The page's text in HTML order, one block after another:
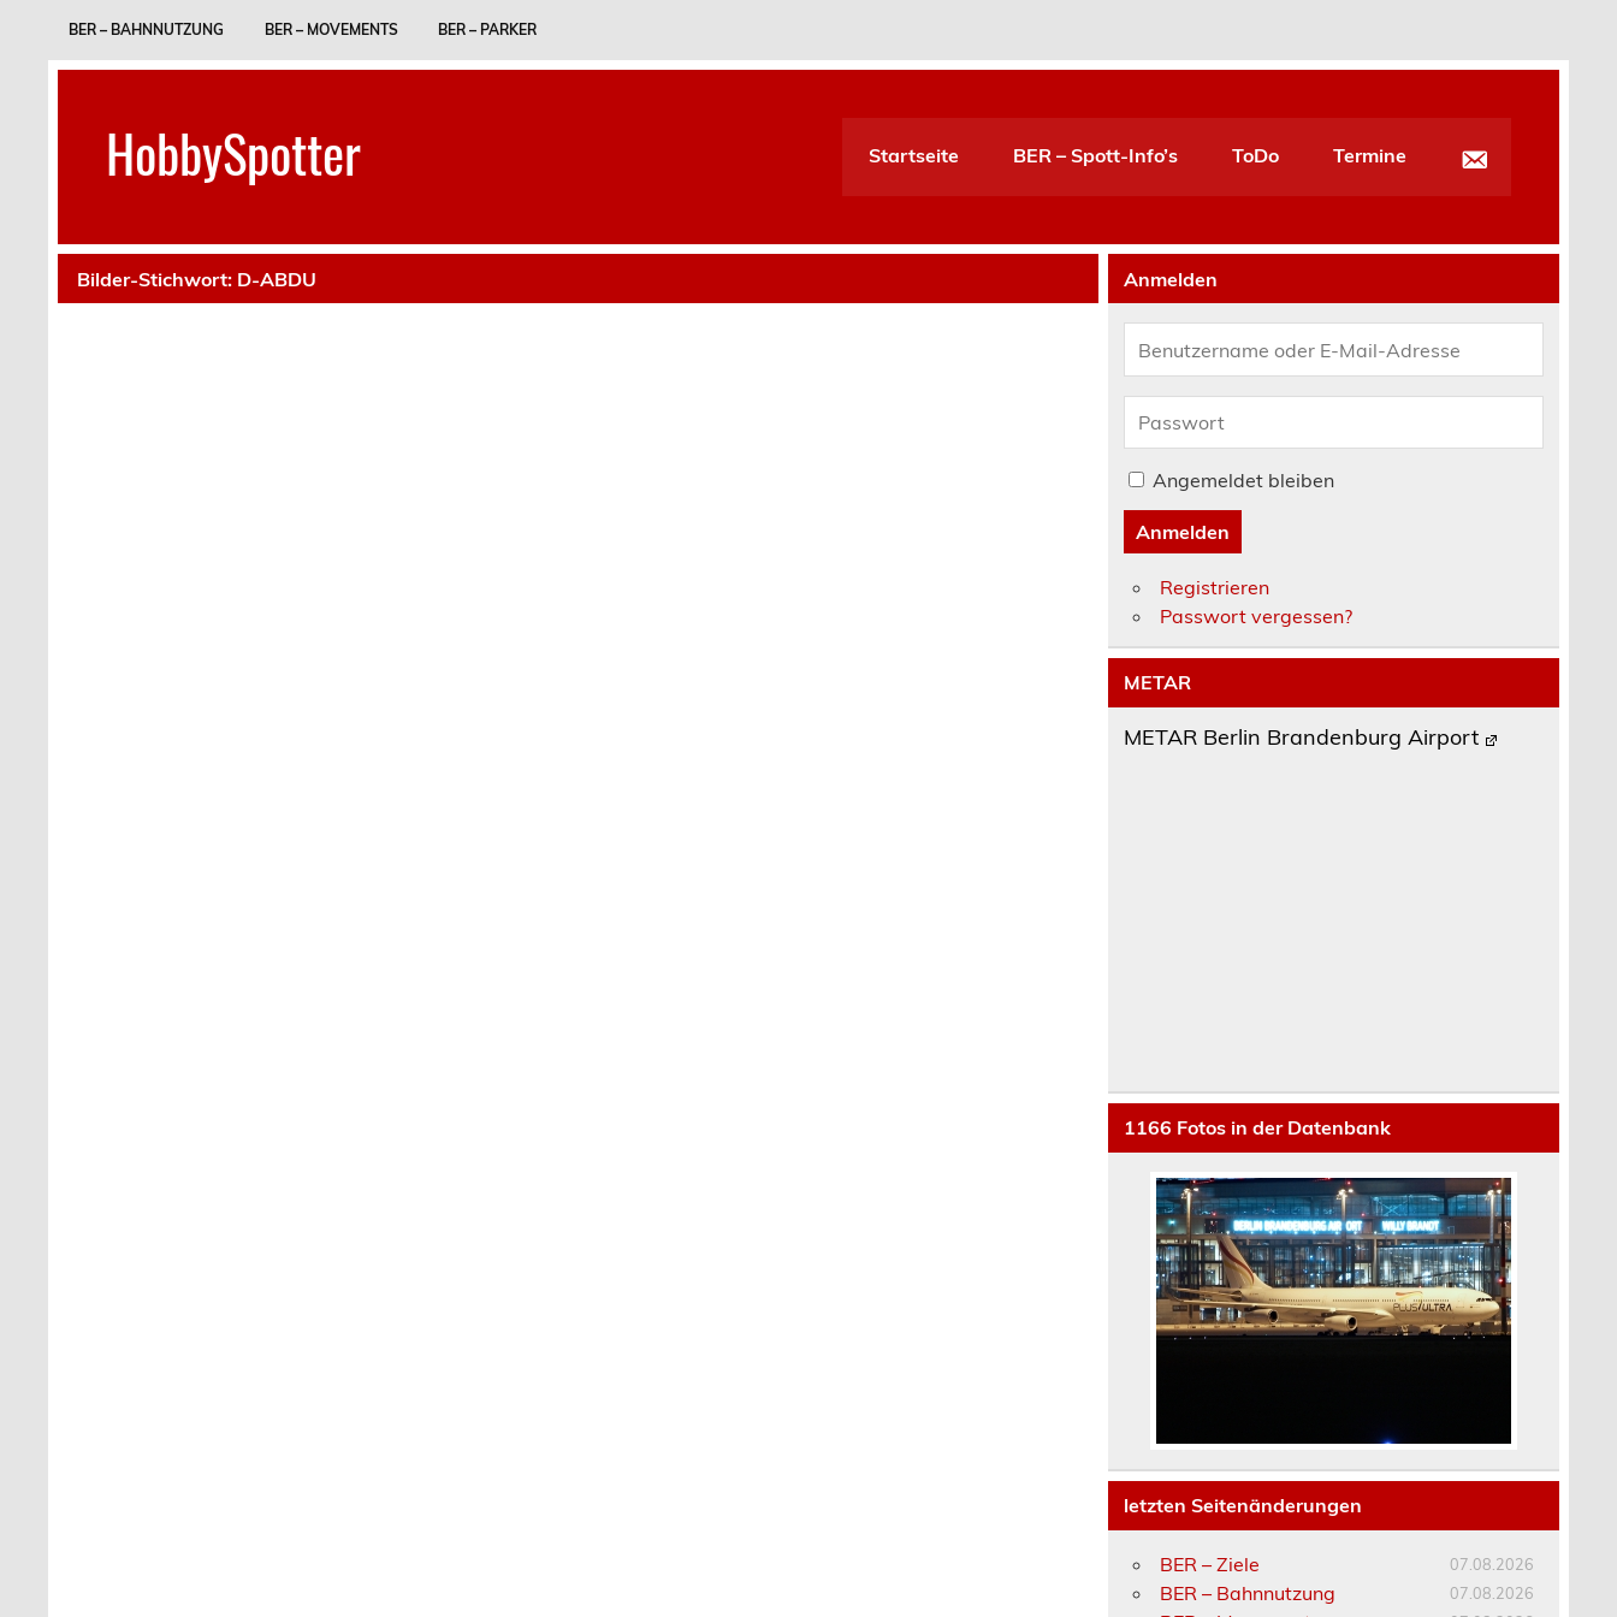
BER – BAHNNUTZUNG BER – MOVEMENTS BER – PARKER
HobbySpotter Startseite BER – Spott-Info’s ToDo Termine
Bilder-Stichwort: D-ABDU Anmelden
Angemeldet bleiben
Anmelden
Registrieren
Passwort vergessen?
METAR
METAR Berlin Brandenburg Airport
1166 Fotos in der Datenbank
letzten Seitenänderungen
BER – Ziele 07.08.2026
BER – Bahnnutzung 07.08.2026